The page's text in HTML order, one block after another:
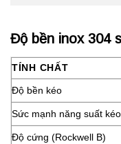
Độ bền inox 304
TÍNH CHẤT
Độ bền kéo
Sức mạnh năng suất kéo
Độ cứng (Rockwell B)